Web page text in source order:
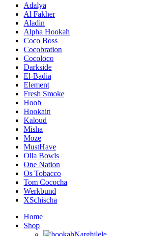
Adalya
Al Fakher
Aladin
Alpha Hookah
Coco Boss
Cocobration
Cocoloco
Darkside
El-Badia
Element
Fresh Smoke
Hoob
Hookain
Kaloud
Misha
Moze
MustHave
Olla Bowls
One Nation
Os Tobacco
Tom Cococha
Werkbund
XSchischa
Home
Shop
Narghilele